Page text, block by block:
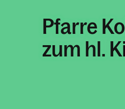
Pfarre
zum hl.